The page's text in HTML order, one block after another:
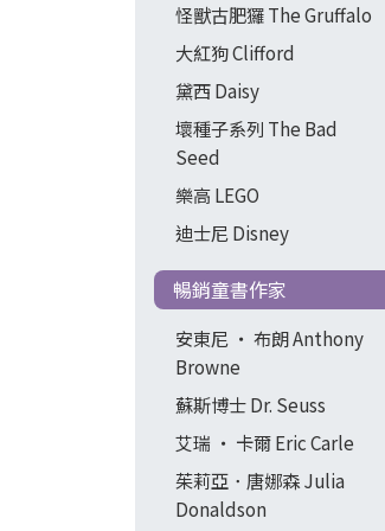
怪獸古肥玀 The Gruffalo
大紅狗 Clifford
黛西 Daisy
壞種子系列 The Bad
Seed
樂高 LEGO
迪士尼 Disney
暢銷童書作家
安東尼 ‧ 布朗 Anthony
Browne
蘇斯博士 Dr. Seuss
艾瑞 ‧ 卡爾 Eric Carle
茱莉亞．唐娜森 Julia
Donaldson